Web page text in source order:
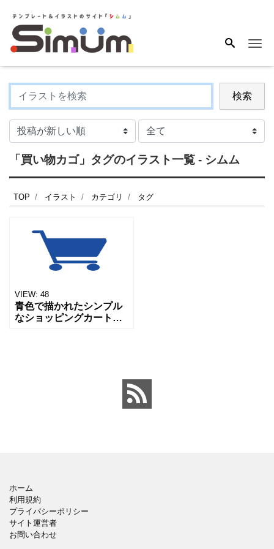
検索
「買い物カゴ」タグのイラスト一覧 - シムム
TOP イラスト カテゴリ タグ
VIEW: 48
青色で描かれたシンプル
なショッピングカートの
ホーム
利用規約
プライバシーポリシー
サイト運営者
お問い合わせ